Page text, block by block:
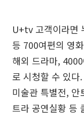
U+tv 고객이라면
등 700여편의 영
해외 드라마,
로 시청할 수 있다
미술관 특별전, 안
트라 공연실황 등